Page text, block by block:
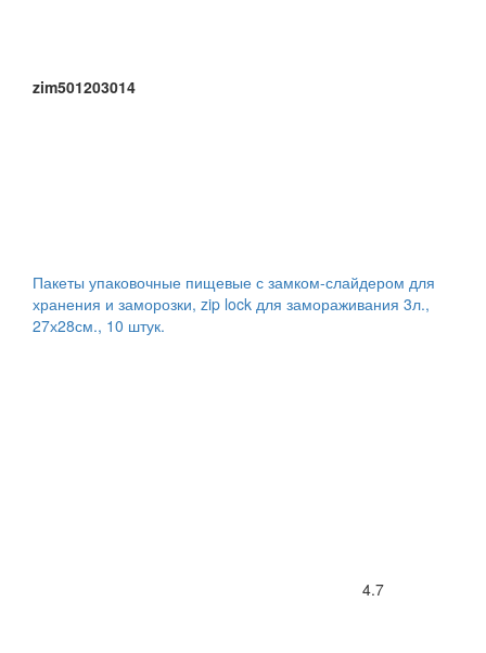
zim501203014
Пакеты упаковочные пищевые с замком-слайдером для
хранения и заморозки, zip lock для замораживания 3л.,
27х28см., 10 штук.
4.7